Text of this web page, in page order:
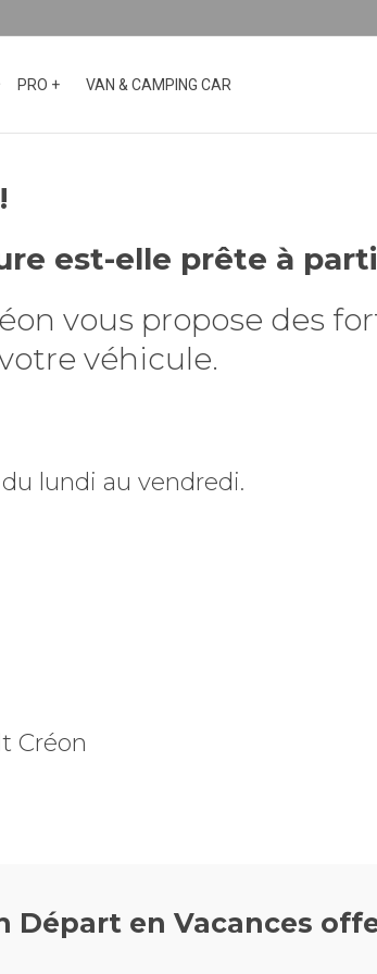
PRO + VAN & CAMPING CAR
est-elle prête à
vous propose des
véhicule.
lundi au vendredi.
Créon
Départ en Vacances